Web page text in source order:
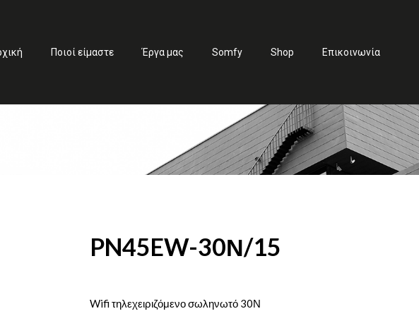
Ποιοί είμαστε Έργα μας Somfy Shop Επικοινωνία
PN45EW-30Ν/15
Wifi τηλεχειριζόμενο σωληνωτό 30Ν